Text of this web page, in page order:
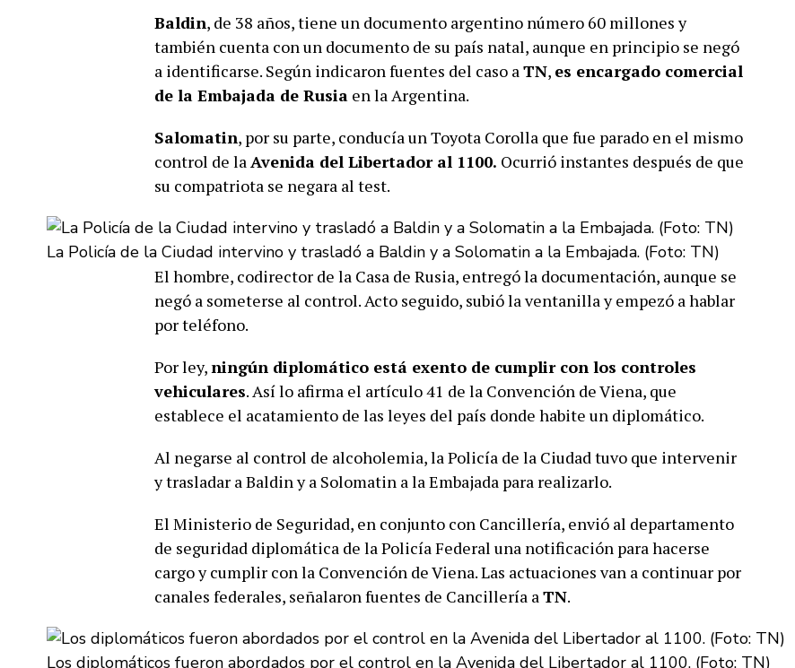
Baldin, de 38 años, tiene un documento argentino número 60 millones y
también cuenta con un documento de su país natal, aunque en principio se negó
a identificarse. Según indicaron fuentes del caso aTN, es encargado comercial
de la Embajada de Rusia en la Argentina.
Salomatin, por su parte, conducía un Toyota Corolla que fue parado en el mismo
control de laAvenida del Libertador al 1100. Ocurrió instantes después de que
su compatriota se negara al test.
La Policía de la Ciudad intervino y trasladó a Baldin y a Solomatin a la Embajada. (Foto: TN)
El hombre, codirector de la Casa de Rusia, entregó la documentación, aunque se
negó a someterse al control. Acto seguido, subió la ventanilla y empezó a hablar
por teléfono.
Por ley,ningún diplomático está exento de cumplir con los controles
vehiculares. Así lo afirma el artículo 41 de la Convención de Viena, que
establece el acatamiento de las leyes del país donde habite un diplomático.
Al negarse al control de alcoholemia, la Policía de la Ciudad tuvo que intervenir
y trasladar a Baldin y a Solomatin a la Embajada para realizarlo.
El Ministerio de Seguridad, en conjunto con Cancillería, envió al departamento
de seguridad diplomática de la Policía Federal una notificación para hacerse
cargo y cumplir con la Convención de Viena. Las actuaciones van a continuar por
canales federales, señalaron fuentes de Cancillería aTN.
Los diplomáticos fueron abordados por el control en la Avenida del Libertador al 1100. (Foto: TN)